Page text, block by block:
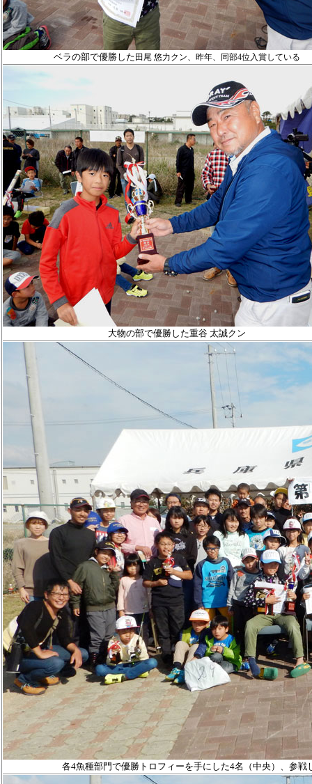
ベラの部で優勝した 田尾 悠力クン、 昨年、同部4位入賞している
大物の部で優勝した重谷 太誠クン
各4魚種部門で優勝トロフィーを手にした4名（中央）、参